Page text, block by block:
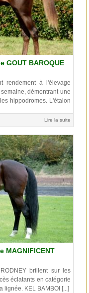
GOUT BAROQUE
rendement à l'élevage
démontrant une
hippodromes. L'étalon
Lire la suite
brillent sur les
éclatants en catégorie
lignée. KEL BAMBOI [...]